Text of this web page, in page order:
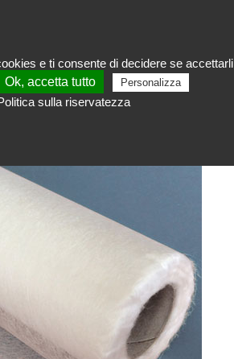
e ti consente di decidere se
Ok, accetta tutto Personalizza
sulla riservatezza